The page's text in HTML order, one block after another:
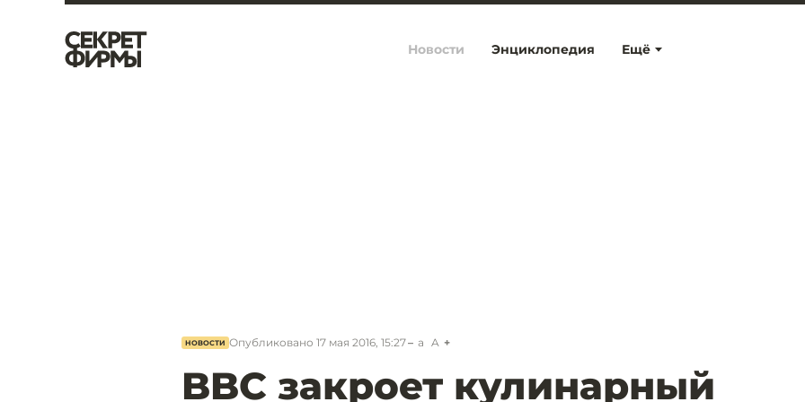
Ещё
Новости Энциклопедия
НОВОСТИ Опубликовано 17 мая 2016, 15:27 a A
BBC закроет кулинарный